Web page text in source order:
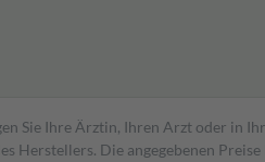
Sie Ihre Ärztin, Ihren Arzt oder in
Die angegebenen